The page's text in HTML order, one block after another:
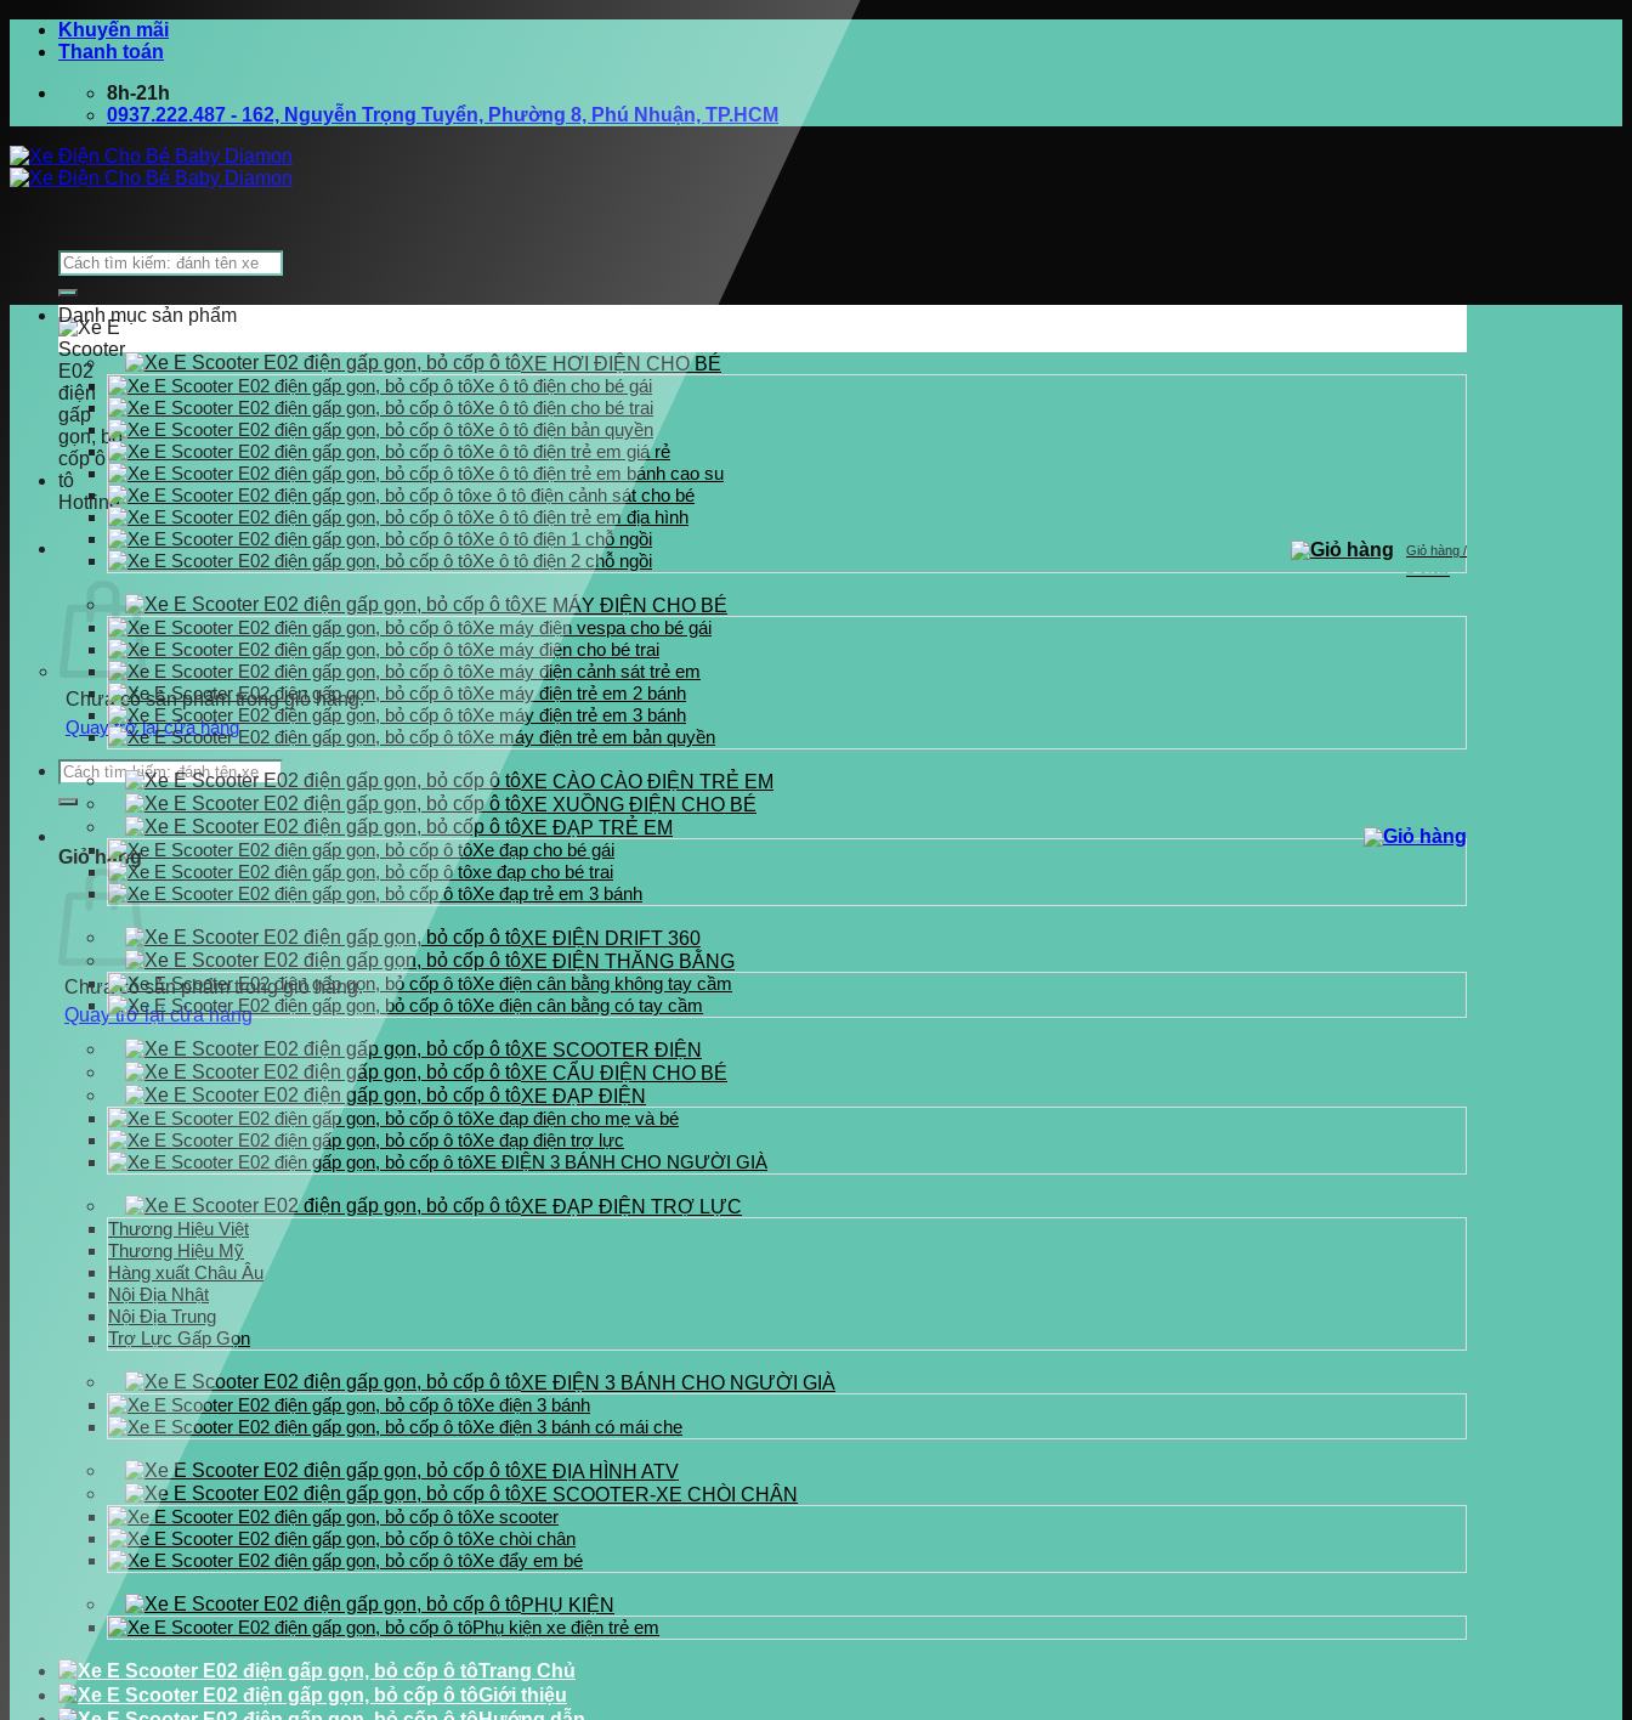
qua
dung
Khuyến mãi
Thanh toán
8h-21h
0937.222.487 - 162, Nguyễn Trọng Tuyển, Phường 8, Phú Nhuận, TP.HCM
Tìm
kiếm:
Hotline
0937.222.487
Giỏ hàng /
0VND
Chưa có sản phẩm trong giỏ hàng.
Quay trở lại cửa hàng
Tìm
kiếm:
Giỏ hàng
Chưa có sản phẩm trong giỏ hàng.
Quay trở lại cửa hàng
Danh mục sản phẩm
XE HƠI ĐIỆN CHO BÉ
Xe ô tô điện cho bé gái
Xe ô tô điện cho bé trai
Xe ô tô điện bản quyền
Xe ô tô điện trẻ em giá rẻ
Xe ô tô điện trẻ em bánh cao su
xe ô tô điện cảnh sát cho bé
Xe ô tô điện trẻ em địa hình
Xe ô tô điện 1 chỗ ngồi
Xe ô tô điện 2 chỗ ngồi
XE MÁY ĐIỆN CHO BÉ
Xe máy điện vespa cho bé gái
Xe máy điện cho bé trai
Xe máy điện cảnh sát trẻ em
Xe máy điện trẻ em 2 bánh
Xe máy điện trẻ em 3 bánh
Xe máy điện trẻ em bản quyền
XE CÀO CÀO ĐIỆN TRẺ EM
XE XUỒNG ĐIỆN CHO BÉ
XE ĐẠP TRẺ EM
Xe đạp cho bé gái
xe đạp cho bé trai
Xe đạp trẻ em 3 bánh
XE ĐIỆN DRIFT 360
XE ĐIỆN THĂNG BẰNG
Xe điện cân bằng không tay cầm
Xe điện cân bằng có tay cầm
XE SCOOTER ĐIỆN
XE CẨU ĐIỆN CHO BÉ
XE ĐẠP ĐIỆN
Xe đạp điện cho mẹ và bé
Xe đạp điện trợ lực
XE ĐIỆN 3 BÁNH CHO NGƯỜI GIÀ
XE ĐẠP ĐIỆN TRỢ LỰC
Thương Hiệu Việt
Thương Hiệu Mỹ
Hàng xuất Châu Âu
Nội Địa Nhật
Nội Địa Trung
Trợ Lực Gấp Gọn
XE ĐIỆN 3 BÁNH CHO NGƯỜI GIÀ
Xe điện 3 bánh
Xe điện 3 bánh có mái che
XE ĐỊA HÌNH ATV
XE SCOOTER-XE CHÒI CHÂN
Xe scooter
Xe chòi chân
Xe đẩy em bé
PHỤ KIỆN
Phụ kiện xe điện trẻ em
Trang Chủ
Giới thiệu